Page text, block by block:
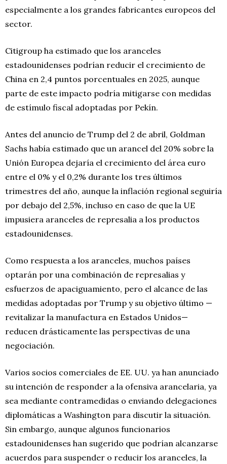
especialmente a los grandes fabricantes europeos del
sector.
Citigroup ha estimado que los aranceles
estadounidenses podrían reducir el crecimiento de
China en 2,4 puntos porcentuales en 2025, aunque
parte de este impacto podría mitigarse con medidas
de estímulo fiscal adoptadas por Pekín.
Antes del anuncio de Trump del 2 de abril, Goldman
Sachs había estimado que un arancel del 20% sobre la
Unión Europea dejaría el crecimiento del área euro
entre el 0% y el 0,2% durante los tres últimos
trimestres del año, aunque la inflación regional seguiría
por debajo del 2,5%, incluso en caso de que la UE
impusiera aranceles de represalia a los productos
estadounidenses.
Como respuesta a los aranceles, muchos países
optarán por una combinación de represalias y
esfuerzos de apaciguamiento, pero el alcance de las
medidas adoptadas por Trump y su objetivo último —
revitalizar la manufactura en Estados Unidos—
reducen drásticamente las perspectivas de una
negociación.
Varios socios comerciales de EE. UU. ya han anunciado
su intención de responder a la ofensiva arancelaria, ya
sea mediante contramedidas o enviando delegaciones
diplomáticas a Washington para discutir la situación.
Sin embargo, aunque algunos funcionarios
estadounidenses han sugerido que podrían alcanzarse
acuerdos para suspender o reducir los aranceles, la